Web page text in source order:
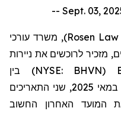
Rosen), משרד עורכי
מזכיר לרוכשים את ניירות
(
NYSE: BHVN) בין
במאי 2025, שני התאריכים
המועד האחרון החשוב